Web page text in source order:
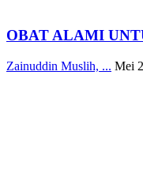
OBAT ALAMI
Zainuddin Muslih, ... Mei